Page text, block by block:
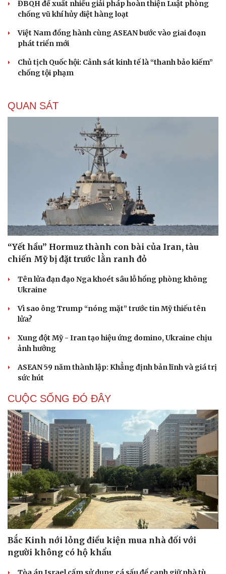
ĐBQH đề xuất nhiều giải pháp hoàn thiện Luật phòng
chống vũ khí hủy diệt hàng loạt
Việt Nam đồng hành cùng ASEAN bước vào giai đoạn
phát triển mới
Chủ tịch Quốc hội: Cảnh sát kinh tế là “thanh bảo kiếm”
chống tội phạm
QUAN SÁT
“Yết hầu” Hormuz thành con bài của Iran, tàu
chiến Mỹ bị đặt trước lằn ranh đỏ
Tên lửa đạn đạo Nga khoét sâu lỗ hổng phòng không
Ukraine
Vì sao ông Trump “nóng mặt” trước tin Mỹ thiếu tên
lửa?
Xung đột Mỹ - Iran tạo hiệu ứng domino, Ukraine chịu
ảnh hưởng
ASEAN 59 năm thành lập: Khẳng định bản lĩnh và giá trị
sức hút
CUỘC SỐNG ĐÓ ĐÂY
Bắc Kinh nới lỏng điều kiện mua nhà đối với
người không có hộ khẩu